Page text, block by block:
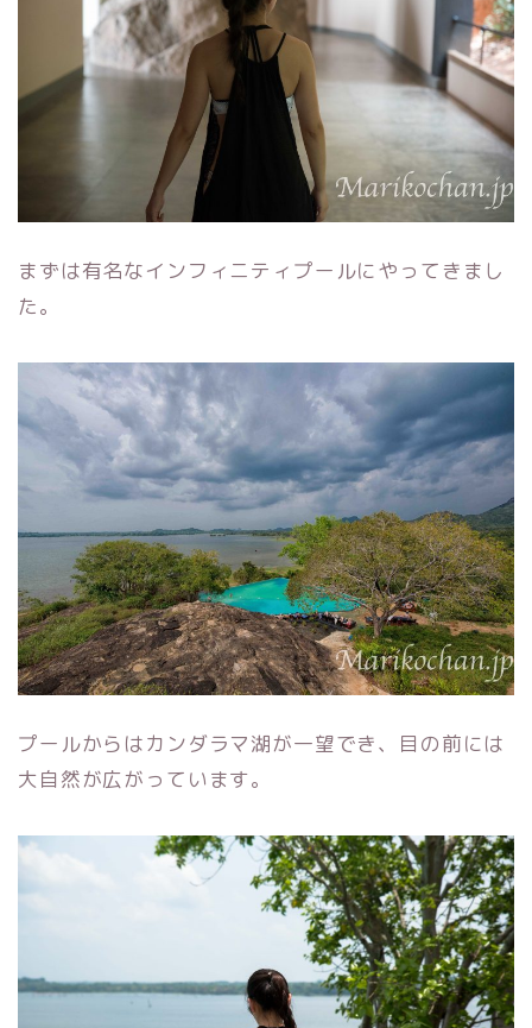
まずは有名なインフィニティプールにやってきまし
た。
プールからはカンダラマ湖が一望でき、目の前には
大自然が広がっています。